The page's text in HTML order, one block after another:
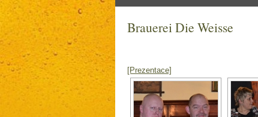
Brauerei Die Weisse
[Prezentace]